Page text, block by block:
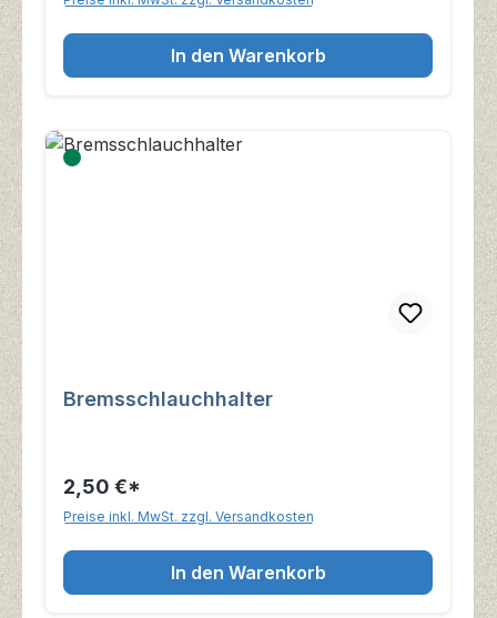
In den Warenkorb
Bremsschlauchhalter
2,50 €*
Preise inkl. MwSt. zzgl. Versandkosten
In den Warenkorb